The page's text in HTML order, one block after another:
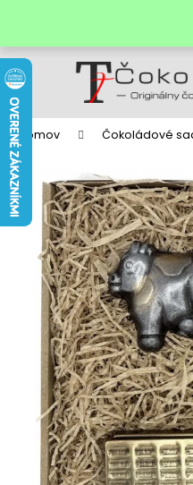
Domov Čokoládové
š
í
k
Späť
obchodu
Späť
obchodu